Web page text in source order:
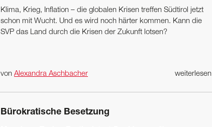
Klima, Krieg, Inflation – die globalen Krisen treffen ­Südtirol jetzt
schon mit Wucht. Und es wird noch härter kommen. Kann die
SVP das Land durch die Krisen der Zukunft lotsen?
weiterlesen
von Alexandra Aschbacher
Bürokratische Besetzung